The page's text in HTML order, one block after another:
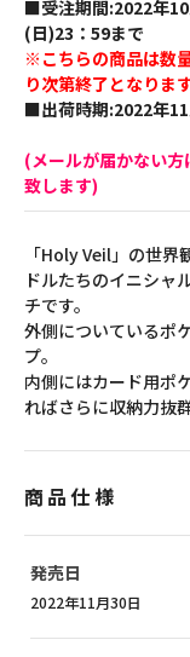
■受注期間:2022年
(日)23：59まで
※こちらの商品は数
り次第終了となりま
■出荷時期:2022年
(メールが届かない
致します)
「Holy Veil」の世
ドルたちのイニシャ
チです。
外側についているポ
プ。
内側にはカード用ポ
ればさらに収納力抜
商品仕様
発売日
2022年11月30日